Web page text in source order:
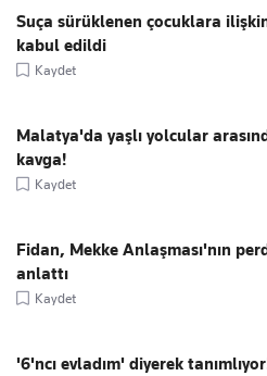
Suça sürüklenen çocuklara
kabul edildi
Kaydet
Malatya'da yaşlı yolcular
kavga!
Kaydet
Fidan, Mekke Anlaşması'nın
anlattı
Kaydet
'6'ncı evladım' diyerek